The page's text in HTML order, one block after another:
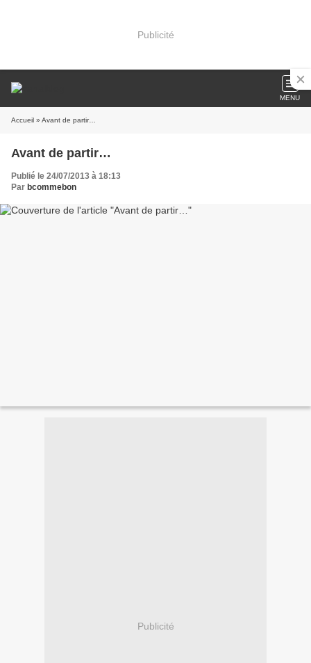
Publicité
MENU
Accueil » Avant de partir…
Avant de partir…
Publié le 24/07/2013 à 18:13
Par bcommebon
Publicité